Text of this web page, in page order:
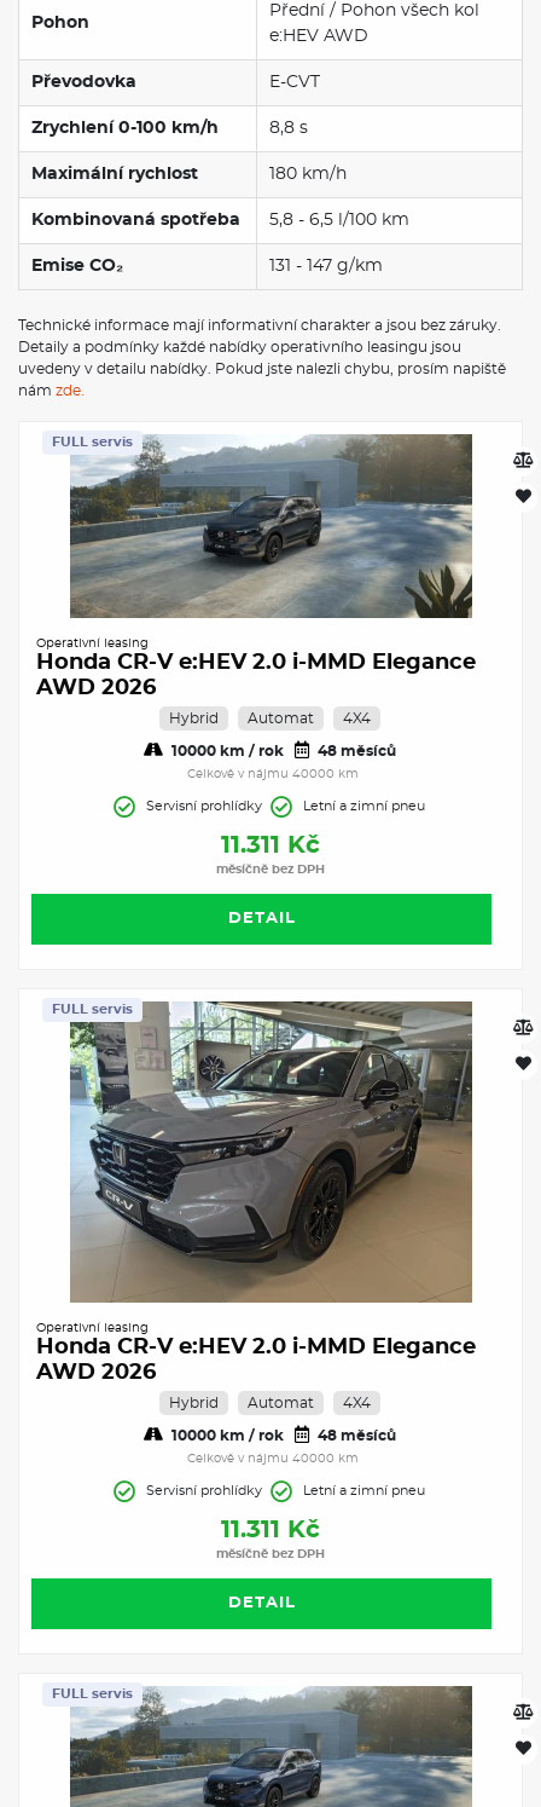
Pohon
Přední / Pohon všech kol
e:HEV AWD
Převodovka E-CVT
Zrychlení 0-100 km/h 8,8 s
Maximální rychlost 180 km/h
Kombinovaná spotřeba 5,8 - 6,5 l/100 km
Emise CO₂ 131 - 147 g/km
Technické informace mají informativní charakter a jsou bez záruky.
Detaily a podmínky každé nabídky operativního leasingu jsou
uvedeny v detailu nabídky. Pokud jste nalezli chybu, prosím napiště
nám zde.
FULL servis
Operativní leasing
Honda CR-V e:HEV 2.0 i-MMD Elegance
AWD 2026
Hybrid Automat 4X4
10000 km / rok 48 měsíců
Celkově v nájmu 40000 km
Servisní prohlídky Letní a zimní pneu
11.311 Kč
měsíčně bez DPH
DETAIL
FULL servis
Operativní leasing
Honda CR-V e:HEV 2.0 i-MMD Elegance
AWD 2026
Hybrid Automat 4X4
10000 km / rok 48 měsíců
Celkově v nájmu 40000 km
Servisní prohlídky Letní a zimní pneu
11.311 Kč
měsíčně bez DPH
DETAIL
FULL servis